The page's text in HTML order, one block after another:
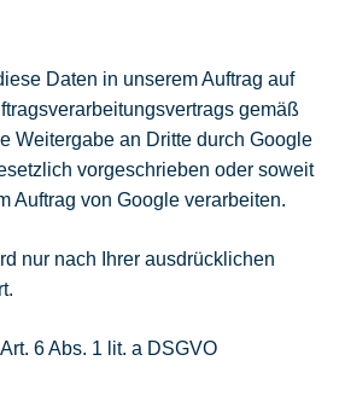
Daten in unserem Auftrag auf
gemäß
Weitergabe an Dritte durch Google
vorgeschrieben oder soweit
Auftrag von Google verarbeiten.
nur nach Ihrer ausdrücklichen
Art. 6 Abs. 1 lit. a DSGVO